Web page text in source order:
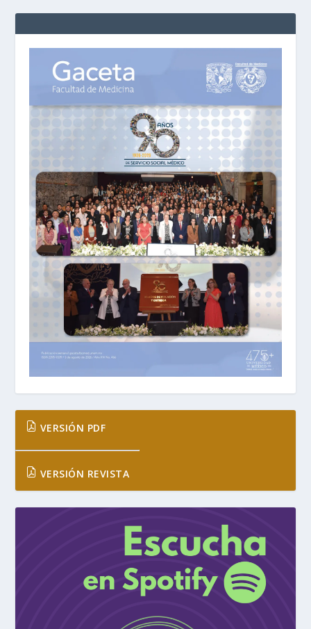
VERSIÓN PDF
VERSIÓN REVISTA